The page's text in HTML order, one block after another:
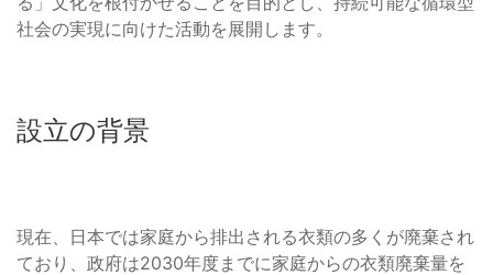
社会の実現に向けた活動を展開します。
設立の背景
現在、日本では家庭から排出される衣類の多くが廃棄され
ており、政府は2030年度までに家庭からの衣類廃棄量を